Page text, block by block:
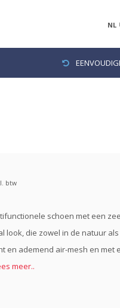
NL
btw
schoen met een
look, die zowel in de natuur
en ademend air-mesh en met
meer..